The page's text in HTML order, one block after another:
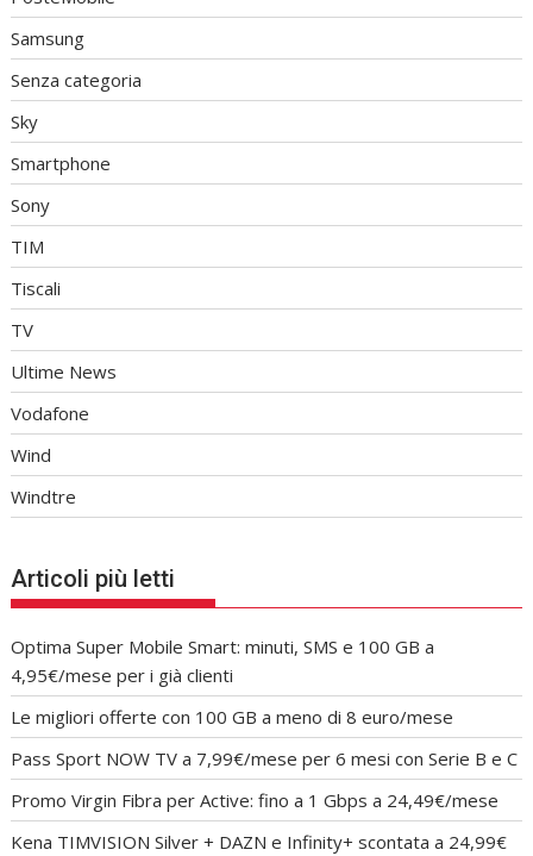
Samsung
Senza categoria
Sky
Smartphone
Sony
TIM
Tiscali
TV
Ultime News
Vodafone
Wind
Windtre
Articoli più letti
Optima Super Mobile Smart: minuti, SMS e 100 GB a
4,95€/mese per i già clienti
Le migliori offerte con 100 GB a meno di 8 euro/mese
Pass Sport NOW TV a 7,99€/mese per 6 mesi con Serie B e C
Promo Virgin Fibra per Active: fino a 1 Gbps a 24,49€/mese
Kena TIMVISION Silver + DAZN e Infinity+ scontata a 24,99€